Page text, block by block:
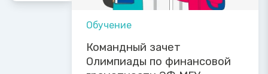
Обучение
Командный зачет
Олимпиады по финансовой